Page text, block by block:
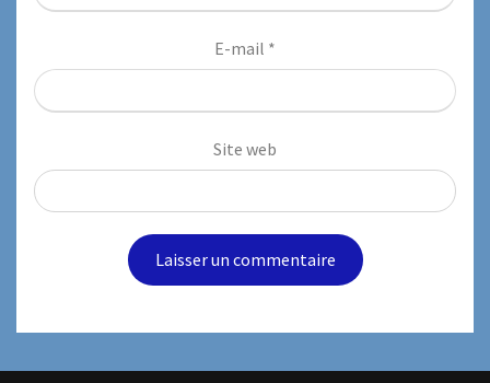
E-mail *
Site web